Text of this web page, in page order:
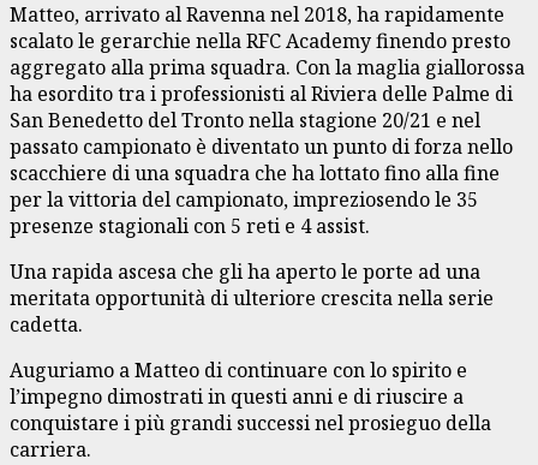
Matteo, arrivato al Ravenna nel 2018, ha rapidamente
scalato le gerarchie nella RFC Academy finendo presto
aggregato alla prima squadra. Con la maglia giallorossa
ha esordito tra i professionisti al Riviera delle Palme di
San Benedetto del Tronto nella stagione 20/21 e nel
passato campionato è diventato un punto di forza nello
scacchiere di una squadra che ha lottato fino alla fine
per la vittoria del campionato, impreziosendo le 35
presenze stagionali con 5 reti e 4 assist.
Una rapida ascesa che gli ha aperto le porte ad una
meritata opportunità di ulteriore crescita nella serie
cadetta.
Auguriamo a Matteo di continuare con lo spirito e
l’impegno dimostrati in questi anni e di riuscire a
conquistare i più grandi successi nel prosieguo della
carriera.